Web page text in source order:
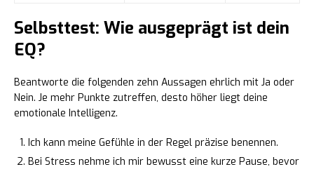
Selbsttest: Wie ausgeprägt ist dein
EQ?
Beantworte die folgenden zehn Aussagen ehrlich mit Ja oder
Nein. Je mehr Punkte zutreffen, desto höher liegt deine
emotionale Intelligenz.
Ich kann meine Gefühle in der Regel präzise benennen.
Bei Stress nehme ich mir bewusst eine kurze Pause, bevor